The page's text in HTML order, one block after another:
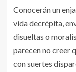
Conocerán un
vida decrépita,
disueltas o
parecen no creer
con suertes